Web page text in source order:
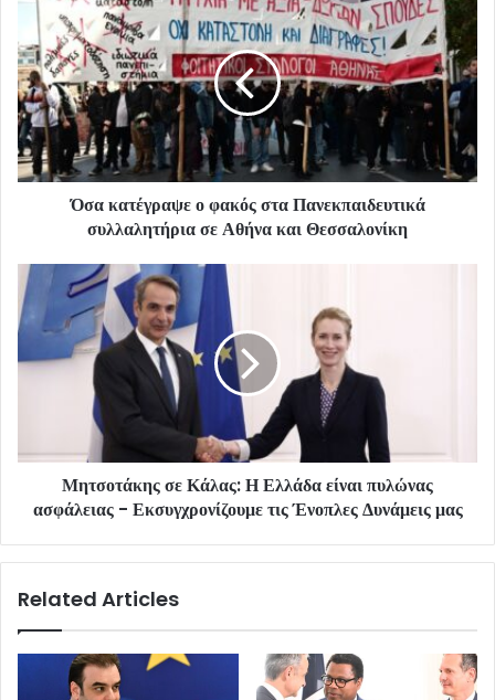
Όσα κατέγραψε ο φακός στα Πανεκπαιδευτικά
συλλαλητήρια σε Αθήνα και Θεσσαλονίκη
Μητσοτάκης σε Κάλας: Η Ελλάδα είναι πυλώνας
ασφάλειας - Εκσυγχρονίζουμε τις Ένοπλες Δυνάμεις μας
Related Articles